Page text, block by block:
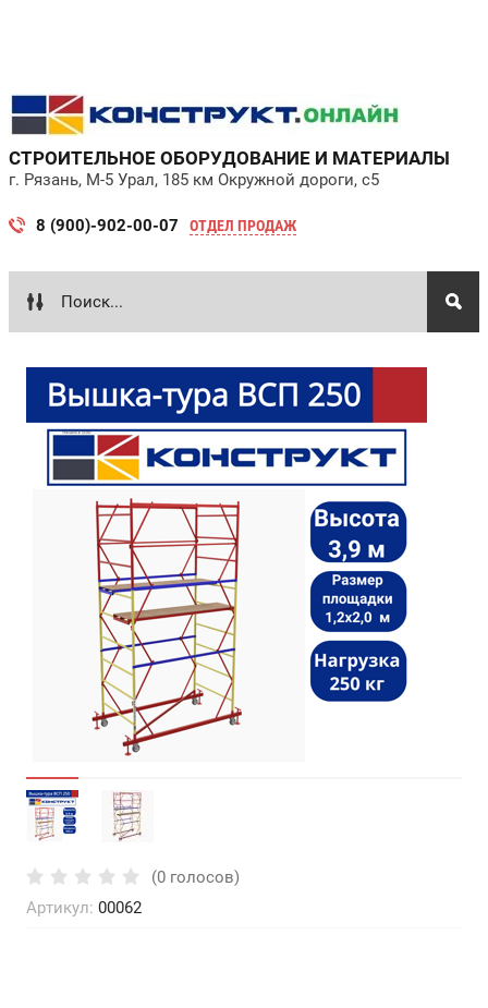
СТРОИТЕЛЬНОЕ ОБОРУДОВАНИЕ И МАТЕРИАЛЫ
г. Рязань, М-5 Урал, 185 км Окружной дороги, с5
8 (900)-902-00-07 ОТДЕЛ ПРОДАЖ
(0 голосов)
Артикул: 00062